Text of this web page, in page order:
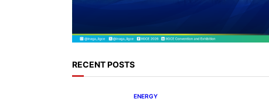
RECENT POSTS
ENERGY